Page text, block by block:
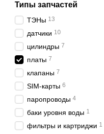
Типы запчастей
ТЭНы 13
датчики 10
цилиндры 7
платы 7
клапаны 7
SIM-карты 6
паропроводы 4
баки уровня воды 1
фильтры и картриджи 1